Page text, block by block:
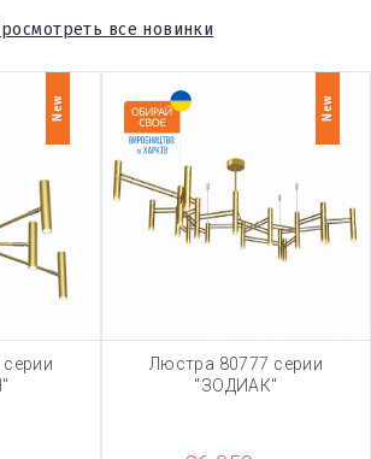
все новинки
New New
Люстра 80777 серии
"ЗОДИАК"